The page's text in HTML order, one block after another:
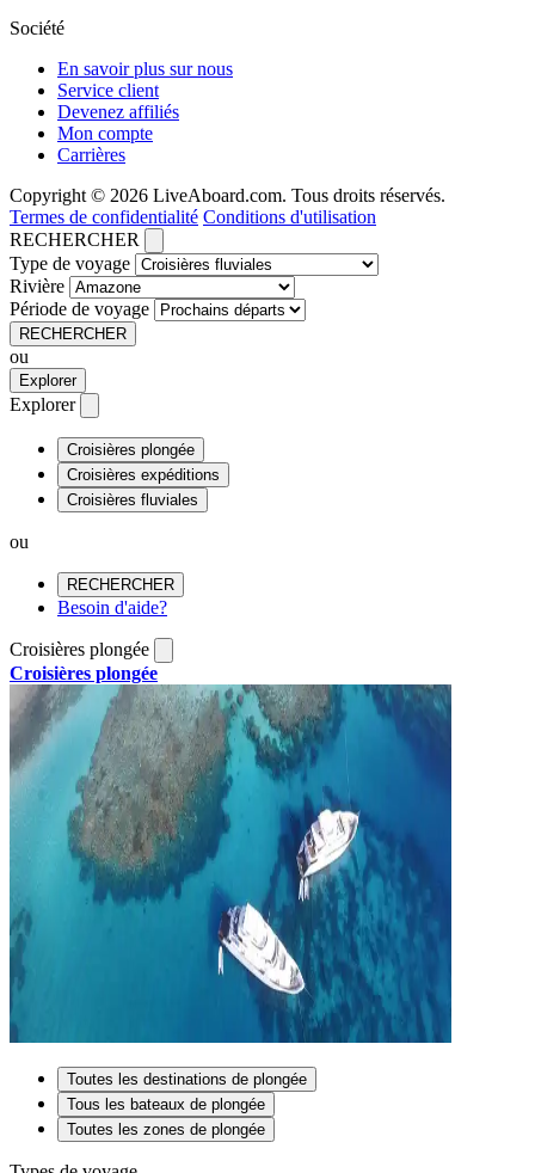
Société
En savoir plus sur nous
Service client
Devenez affiliés
Mon compte
Carrières
Copyright © 2026 LiveAboard.com. Tous droits réservés.
Termes de confidentialité Conditions d'utilisation
RECHERCHER
Type de voyage
Rivière
Période de voyage
RECHERCHER
ou
Explorer
Explorer
Croisières plongée
Croisières expéditions
Croisières fluviales
ou
RECHERCHER
Besoin d'aide?
Croisières plongée
Croisières plongée
Toutes les destinations de plongée
Tous les bateaux de plongée
Toutes les zones de plongée